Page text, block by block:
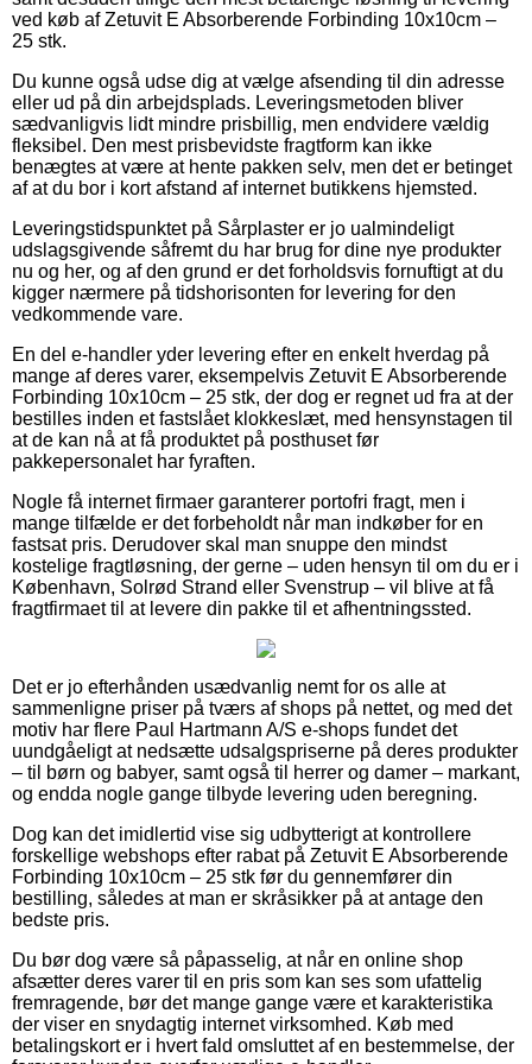
ved køb af Zetuvit E Absorberende Forbinding 10x10cm –
25 stk.
Du kunne også udse dig at vælge afsending til din adresse
eller ud på din arbejdsplads. Leveringsmetoden bliver
sædvanligvis lidt mindre prisbillig, men endvidere vældig
fleksibel. Den mest prisbevidste fragtform kan ikke
benægtes at være at hente pakken selv, men det er betinget
af at du bor i kort afstand af internet butikkens hjemsted.
Leveringstidspunktet på Sårplaster er jo ualmindeligt
udslagsgivende såfremt du har brug for dine nye produkter
nu og her, og af den grund er det forholdsvis fornuftigt at du
kigger nærmere på tidshorisonten for levering for den
vedkommende vare.
En del e-handler yder levering efter en enkelt hverdag på
mange af deres varer, eksempelvis Zetuvit E Absorberende
Forbinding 10x10cm – 25 stk, der dog er regnet ud fra at der
bestilles inden et fastslået klokkeslæt, med hensynstagen til
at de kan nå at få produktet på posthuset før
pakkepersonalet har fyraften.
Nogle få internet firmaer garanterer portofri fragt, men i
mange tilfælde er det forbeholdt når man indkøber for en
fastsat pris. Derudover skal man snuppe den mindst
kostelige fragtløsning, der gerne – uden hensyn til om du er i
København, Solrød Strand eller Svenstrup – vil blive at få
fragtfirmaet til at levere din pakke til et afhentningssted.
Det er jo efterhånden usædvanlig nemt for os alle at
sammenligne priser på tværs af shops på nettet, og med det
motiv har flere Paul Hartmann A/S e-shops fundet det
uundgåeligt at nedsætte udsalgspriserne på deres produkter
– til børn og babyer, samt også til herrer og damer – markant,
og endda nogle gange tilbyde levering uden beregning.
Dog kan det imidlertid vise sig udbytterigt at kontrollere
forskellige webshops efter rabat på Zetuvit E Absorberende
Forbinding 10x10cm – 25 stk før du gennemfører din
bestilling, således at man er skråsikker på at antage den
bedste pris.
Du bør dog være så påpasselig, at når en online shop
afsætter deres varer til en pris som kan ses som ufattelig
fremragende, bør det mange gange være et karakteristika
der viser en snydagtig internet virksomhed. Køb med
betalingskort er i hvert fald omsluttet af en bestemmelse, der